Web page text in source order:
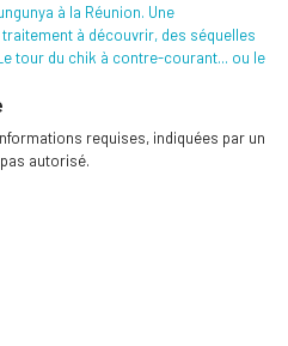
à la Réunion. Une
à découvrir, des séquelles
tour du chik à contre-courant... ou le
requises, indiquées par un
autorisé.